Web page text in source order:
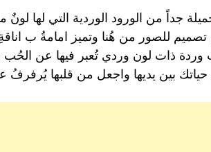
جداً من الورود الوردية التي لها
للصور من هُنا وتميز امامةُ ب
ذات لون وردي تُعبر فيها عن الحُب
بين يديها واجعل من قلبها يُرفرفُ